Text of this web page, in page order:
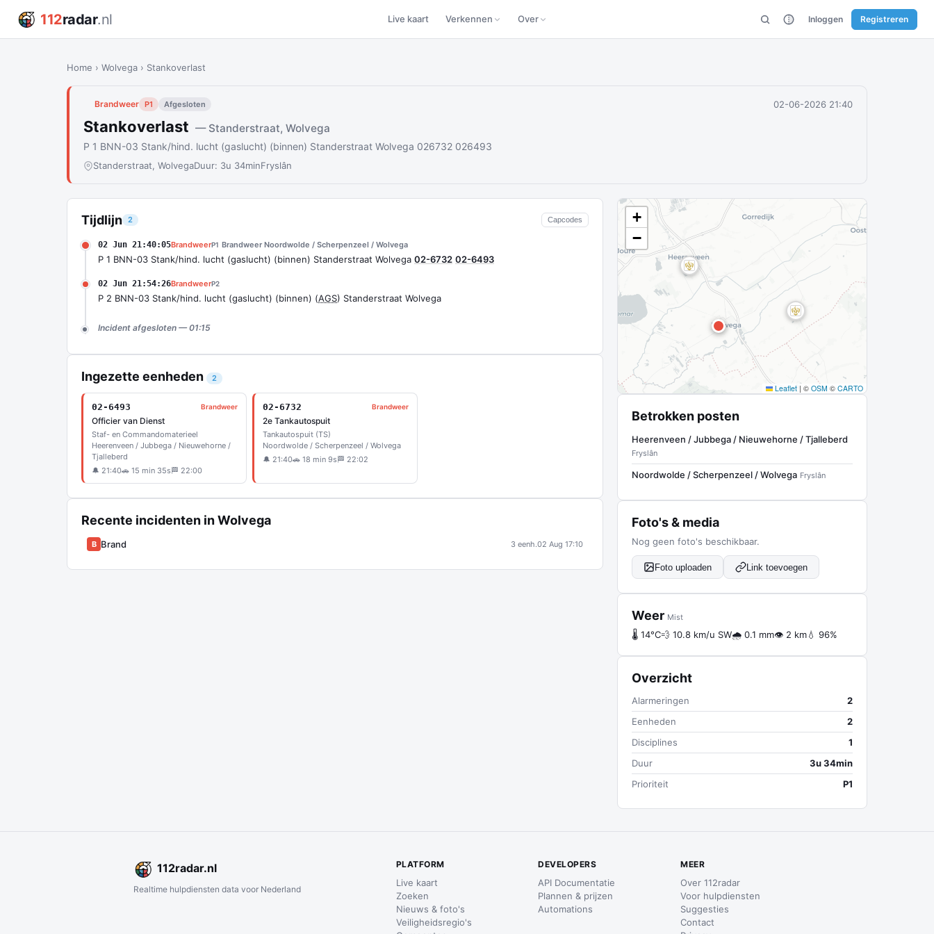
112radar.nl Live kaart Verkennen Over Inloggen Registreren
Home › Wolvega › Stankoverlast
Brandweer P1 Afgesloten 02-06-2026 21:40
Stankoverlast — Standerstraat, Wolvega
P 1 BNN-03 Stank/hind. lucht (gaslucht) (binnen) Standerstraat Wolvega 026732 026493
Standerstraat, WolvegaDuur: 3u 34minFryslân
Tijdlijn 2 Capcodes
02 Jun 21:40:05BrandweerP1 Brandweer Noordwolde / Scherpenzeel / Wolvega
P 1 BNN-03 Stank/hind. lucht (gaslucht) (binnen) Standerstraat Wolvega 02-6732 02-6493
02 Jun 21:54:26BrandweerP2
P 2 BNN-03 Stank/hind. lucht (gaslucht) (binnen) (AGS) Standerstraat Wolvega
Incident afgesloten — 01:15
Ingezette eenheden 2
02-6493 Brandweer
Officier van Dienst
Staf- en Commandomaterieel
Heerenveen / Jubbega / Nieuwehorne /
Tjalleberd
🔔 21:40🚗 15 min 35s 🏁 22:00
02-6732 Brandweer
2e Tankautospuit
Tankautospuit (TS)
Noordwolde / Scherpenzeel / Wolvega
🔔 21:40🚗 18 min 9s 🏁 22:02
Recente incidenten in Wolvega
B Brand 3 eenh.02 Aug 17:10
+
−
Leaflet | © OSM © CARTO
Betrokken posten
Heerenveen / Jubbega / Nieuwehorne / Tjalleberd
Fryslân
Noordwolde / Scherpenzeel / Wolvega Fryslân
Foto's & media
Nog geen foto's beschikbaar.
Foto uploaden Link toevoegen
Weer Mist
🌡 14°C💨 10.8 km/u SW🌧 0.1 mm👁 2 km💧 96%
Overzicht
Alarmeringen
2
Eenheden
2
Disciplines
1
Duur
3u 34min
Prioriteit
P1
112radar.nl
Realtime hulpdiensten data voor Nederland
PLATFORM
Live kaart
Zoeken
Nieuws & foto's
Veiligheidsregio's
DEVELOPERS
API Documentatie
Plannen & prijzen
Automations
MEER
Over 112radar
Voor hulpdiensten
Suggesties
Contact